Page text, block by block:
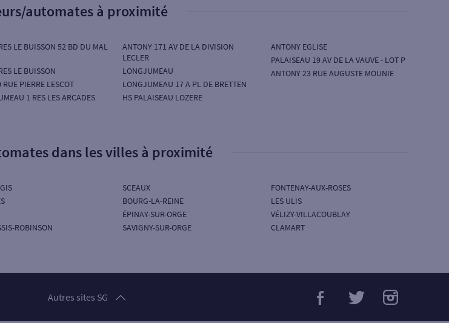
automates à proximité
LE BUISSON 52 BD DU MAL
LE BUISSON
RUE PIERRE LESCOT
1 RES LES ARCADES
ANTONY 171 AV DE LA DIVISION
LECLER
LONGJUMEAU
LONGJUMEAU 17 A PL DE BRETTEN
HS PALAISEAU LOZERE
ANTONY EGLISE
PALAISEAU 19 AV DE LA VAUVE - LOT P
ANTONY 23 RUE AUGUSTE MOUNIE
dans les villes à proximité
ROBINSON
SCEAUX
BOURG-LA-REINE
ÉPINAY-SUR-ORGE
SAVIGNY-SUR-ORGE
FONTENAY-AUX-ROSES
LES ULIS
VÉLIZY-VILLACOUBLAY
CLAMART
Autres sites SG